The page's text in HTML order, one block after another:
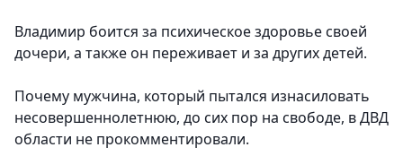
Владимир боится за психическое здоровье своей
дочери, а также он переживает и за других детей.
Почему мужчина, который пытался изнасиловать
несовершеннолетнюю, до сих пор на свободе, в ДВД
области не прокомментировали.